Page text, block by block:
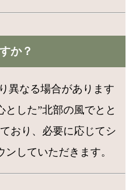
か？
異なる場合があります
した”北部の風でとと
おり、必要に応じてシ
していただきます。